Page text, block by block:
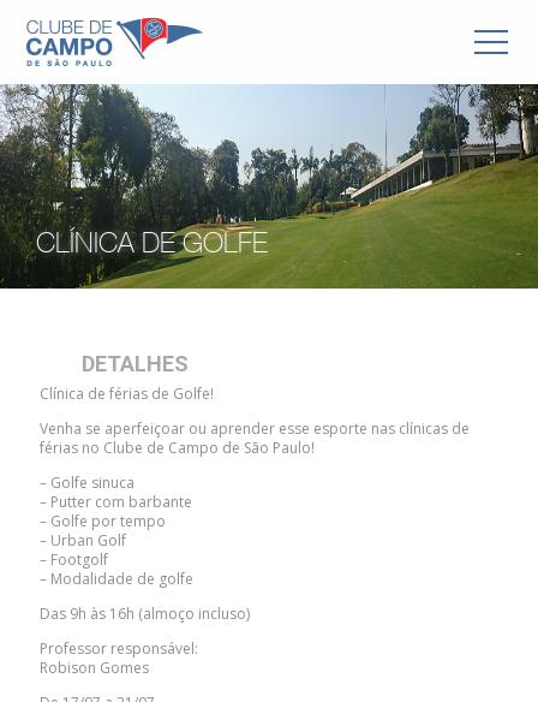
CLÍNICA DE GOLFE
DETALHES
Clínica de férias de Golfe!
Venha se aperfeiçoar ou aprender esse esporte nas clínicas de
férias no Clube de Campo de São Paulo!
– Golfe sinuca
– Putter com barbante
– Golfe por tempo
– Urban Golf
– Footgolf
– Modalidade de golfe
Das 9h às 16h (almoço incluso)
Professor responsável:
Robison Gomes